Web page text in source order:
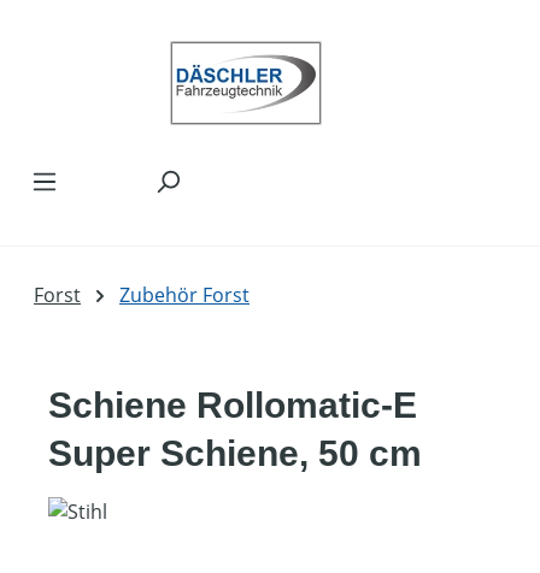
Forst Zubehör Forst
Schiene Rollomatic-E
Super Schiene, 50 cm